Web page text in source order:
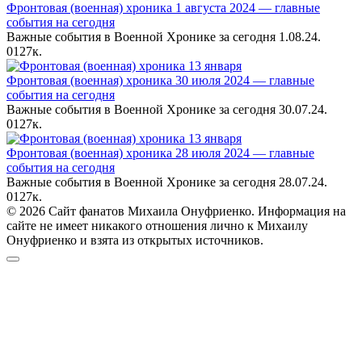
Фронтовая (военная) хроника 1 августа 2024 — главные
события на сегодня
Важные события в Военной Хронике за сегодня 1.08.24.
0127к.
Фронтовая (военная) хроника 30 июля 2024 — главные
события на сегодня
Важные события в Военной Хронике за сегодня 30.07.24.
0127к.
Фронтовая (военная) хроника 28 июля 2024 — главные
события на сегодня
Важные события в Военной Хронике за сегодня 28.07.24.
0127к.
© 2026 Сайт фанатов Михаила Онуфриенко. Информация на
сайте не имеет никакого отношения лично к Михаилу
Онуфриенко и взята из открытых источников.